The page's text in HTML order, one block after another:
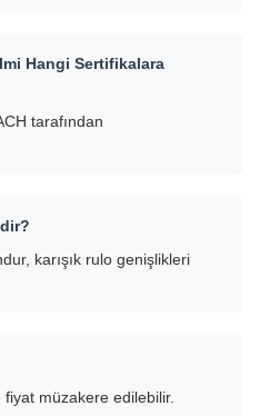
Hangi Sertifikalara
tarafından
karışık rulo genişlikleri
müzakere edilebilir.